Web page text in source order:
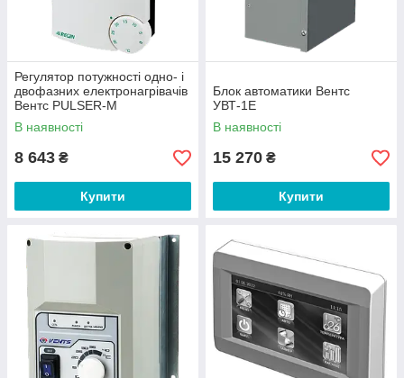
Регулятор потужності одно- і
двофазних електронагрівачів
Вентс PULSER-M
В наявності
8 643 ₴
Купити
Блок автоматики Вентс
УВТ-1Е
В наявності
15 270 ₴
Купити